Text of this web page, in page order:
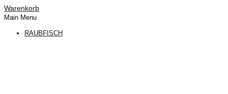
Warenkorb
Main Menu
RAUBFISCH